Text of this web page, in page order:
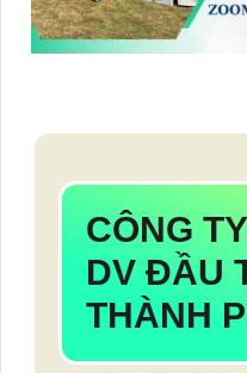
CÔNG
DV ĐẦU
THÀNH